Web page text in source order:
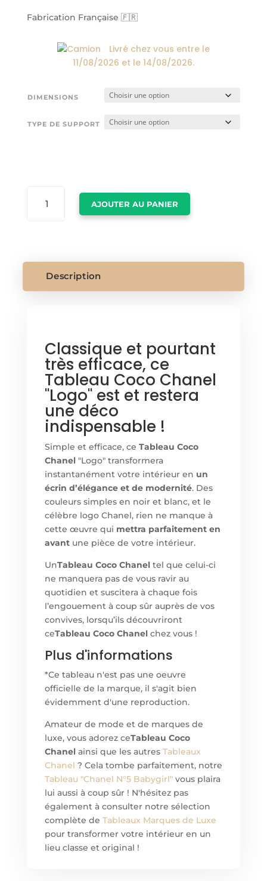
Fabrication Française 🇫🇷
Livré chez vous entre le
11/08/2026 et le 14/08/2026.
DIMENSIONS
TYPE DE SUPPORT
AJOUTER AU PANIER
Description
Classique et pourtant
très efficace, ce
Tableau Coco Chanel
"Logo" est et restera
une déco
indispensable !
Simple et efficace, ce Tableau Coco
Chanel "Logo" transformera
instantanément votre intérieur en un
écrin d’élégance et de modernité. Des
couleurs simples en noir et blanc, et le
célèbre logo Chanel, rien ne manque à
cette œuvre qui mettra parfaitement en
avantune pièce de votre intérieur.
UnTableau Coco Chanel tel que celui-ci
ne manquera pas de vous ravir au
quotidien et suscitera à chaque fois
l’engouement à coup sûr auprès de vos
convives, lorsqu’ils découvriront
ceTableau Coco Chanel chez vous !
Plus d'informations
*Ce tableau n'est pas une oeuvre
officielle de la marque, il s'agit bien
évidemment d'une reproduction.
Amateur de mode et de marques de
luxe, vous adorez ceTableau Coco
Chanel ainsi que les autres Tableaux
Chanel ? Cela tombe parfaitement, notre
Tableau "Chanel N°5 Babygirl"vous plaira
lui aussi à coup sûr ! N'hésitez pas
également à consulter notre sélection
complète de Tableaux Marques de Luxe
pour transformer votre intérieur en un
lieu classe et original !